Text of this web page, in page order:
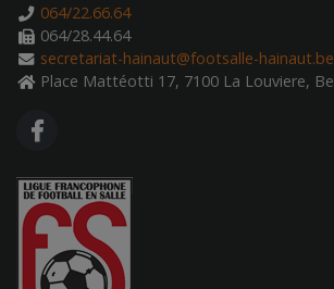
064/22.66.64
064/28.44.64
secretariat-hainaut@footsalle-hainaut.be
Place Mattéotti 17, 7100 La Louviere,
FA FACEBOOK F